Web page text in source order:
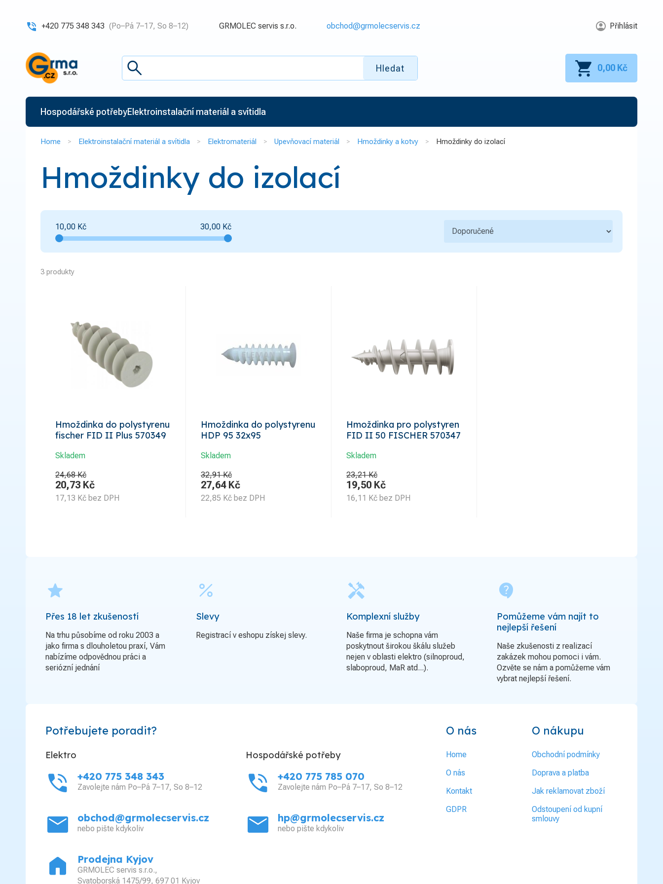
+420 775 348 343 (Po–Pá 7–17, So 8–12) GRMOLEC servis s.r.o. obchod@grmolecservis.cz Přihlásit
Hledat 0,00 Kč
Hospodářské potřebyElektroinstalační materiál a svítidla
Home Elektroinstalační materiál a svítidla Elektromateriál Upevňovací materiál Hmoždinky a kotvy Hmoždinky do izolací
Hmoždinky do izolací
10,00 Kč 30,00 Kč
3 produkty
Hmoždinka do polystyrenu
fischer FID II Plus 570349
Skladem
24,68 Kč
20,73 Kč
17,13 Kč bez DPH
Hmoždinka do polystyrenu
HDP 95 32x95
Skladem
32,91 Kč
27,64Kč
22,85 Kč bez DPH
Hmoždinka pro polystyren
FID II 50 FISCHER 570347
Skladem
23,21 Kč
19,50 Kč
16,11 Kč bez DPH
grade
Přes 18 let zkušeností
Na trhu působíme od roku 2003 a
jako firma s dlouholetou praxí, Vám
nabízíme odpovědnou práci a
seriózní jednání
percent
Slevy
Registrací v eshopu získej slevy.
handyman
Komplexní služby
Naše firma je schopna vám
poskytnout širokou škálu služeb
nejen v oblasti elektro (silnoproud,
slaboproud, MaR atd...).
contact_support
Pomůžeme vám najít to
nejlepší řešení
Naše zkušenosti z realizací
zakázek mohou pomoci i vám.
Ozvěte se nám a pomůžeme vám
vybrat nejlepší řešení.
Potřebujete poradit?
Elektro
phone_in_talk +420 775 348 343
Zavolejte nám Po–Pá 7–17, So 8–12
mail obchod@grmolecservis.cz
nebo pište kdykoliv
Hospodářské potřeby
phone_in_talk +420 775 785 070
Zavolejte nám Po–Pá 7–17, So 8–12
mail hp@grmolecservis.cz
nebo pište kdykoliv
home Prodejna Kyjov
GRMOLEC servis s.r.o.,
Svatoborská 1475/99, 697 01 Kyjov
O nás
Home
O nás
Kontakt
GDPR
O nákupu
Obchodní podmínky
Doprava a platba
Jak reklamovat zboží
Odstoupení od kupní
smlouvy